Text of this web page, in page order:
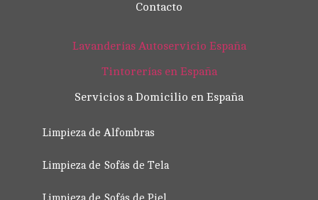
Contacto
Lavanderías Autoservicio España
Tintorerías en España
Servicios a Domicilio en España
Limpieza de Alfombras
Limpieza de Sofás de Tela